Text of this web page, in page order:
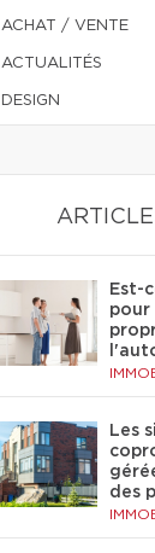
ACHAT / VENTE
ACTUALITÉS
DESIGN
Est-
pour
Les
des